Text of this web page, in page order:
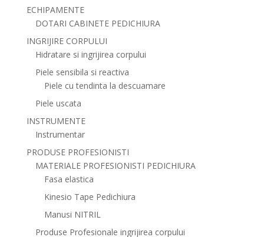
ECHIPAMENTE
DOTARI CABINETE PEDICHIURA
INGRIJIRE CORPULUI
Hidratare si ingrijirea corpului
Piele sensibila si reactiva
Piele cu tendinta la descuamare
Piele uscata
INSTRUMENTE
Instrumentar
PRODUSE PROFESIONISTI
MATERIALE PROFESIONISTI PEDICHIURA
Fasa elastica
Kinesio Tape Pedichiura
Manusi NITRIL
Produse Profesionale ingrijirea corpului